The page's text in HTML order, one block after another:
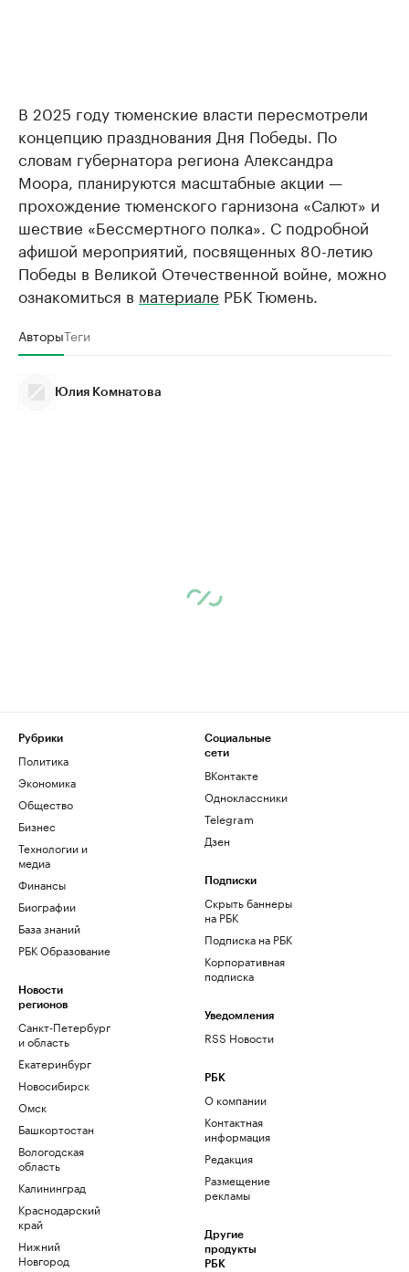
В 2025 году тюменские власти пересмотрели
концепцию празднования Дня Победы. По
словам губернатора региона Александра
Моора, планируются масштабные акции —
прохождение тюменского гарнизона «Салют» и
шествие «Бессмертного полка». С подробной
афишой мероприятий, посвященных 80-летию
Победы в Великой Отечественной войне, можно
ознакомиться в материале РБК Тюмень.
АвторыТеги
Юлия Комнатова
Рубрики
Политика
Экономика
Общество
Бизнес
Технологии и
медиа
Финансы
Биографии
База знаний
РБК Образование
Новости
регионов
Санкт-Петербург
и область
Екатеринбург
Новосибирск
Омск
Башкортостан
Вологодская
область
Калининград
Краснодарский
край
Нижний
Новгород
Социальные
сети
ВКонтакте
Одноклассники
Telegram
Дзен
Подписки
Скрыть баннеры
на РБК
Подписка на РБК
Корпоративная
подписка
Уведомления
RSS Новости
РБК
О компании
Контактная
информация
Редакция
Размещение
рекламы
Другие
продукты
РБК